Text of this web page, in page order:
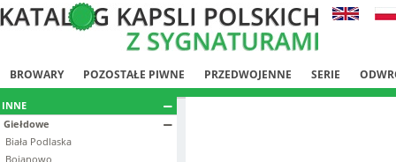
BROWARY POZOSTAŁE PIWNE PRZEDWOJENNE SERIE
INNE
Giełdowe
Biała Podlaska
Bojanowo